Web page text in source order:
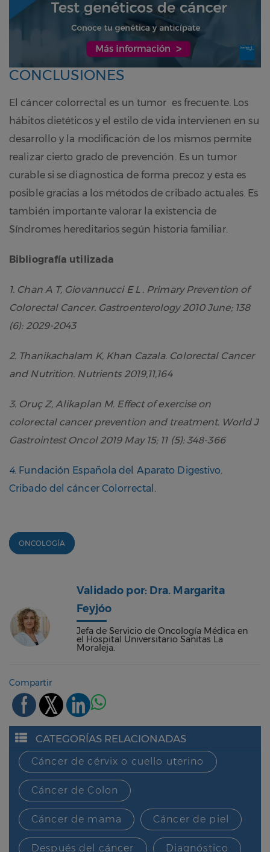
CONCLUSIONES
El cáncer colorrectal es un tumor es frecuente. Los
hábitos dietéticos y el estilo de vida intervienen en su
desarrollo y la modificación de los mismos permite
realizar cierto grado de prevención. Es un tumor
curable si se diagnostica de forma precoz y esta es
posible gracias a los métodos de cribado actuales. Es
también importante valorar la existencia de
Síndromes hereditarios según historia familiar.
Bibliografía utilizada
1. Chan A T, Giovannucci E L . Primary Prevention of
Colorectal Cancer. Gastroenterology 2010 June; 138
(6): 2029-2043
2. Thanikachalam K, Khan Cazala. Colorectal Cancer
and Nutrition. Nutrients 2019,11,164
3. Oruç Z, Alikaplan M. Effect of exercise on
colorectal cancer prevention and treatment. World J
Gastrointest Oncol 2019 May 15; 11 (5): 348-366
4. Fundación Española del Aparato Digestivo.
Cribado del cáncer Colorrectal.
ONCOLOGÍA
Validado por: Dra. Margarita
Feyjóo
Jefa de Servicio de Oncología Médica en
el Hospital Universitario Sanitas La
Moraleja.
Compartir
CATEGORÍAS RELACIONADAS
Cáncer de cérvix o cuello uterino
Cáncer de Colon
Cáncer de mama Cáncer de piel
Después del cáncer Diagnóstico